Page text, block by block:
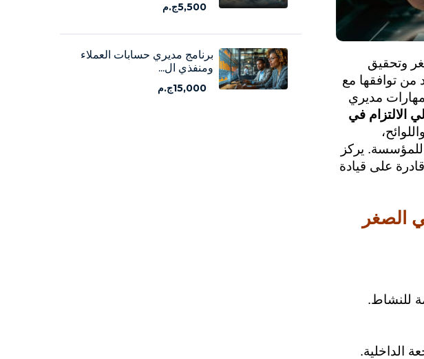
وتحقيق
من توافقها مع
مهارات مديري
الالتزام في
للمؤسسة. يركز
على قيادة
الصغر
للنشاط.
الداخلية.
5,500ج.م
برنامج مديري حسابات العملاء
ومنفذي ال...
15,000ج.م